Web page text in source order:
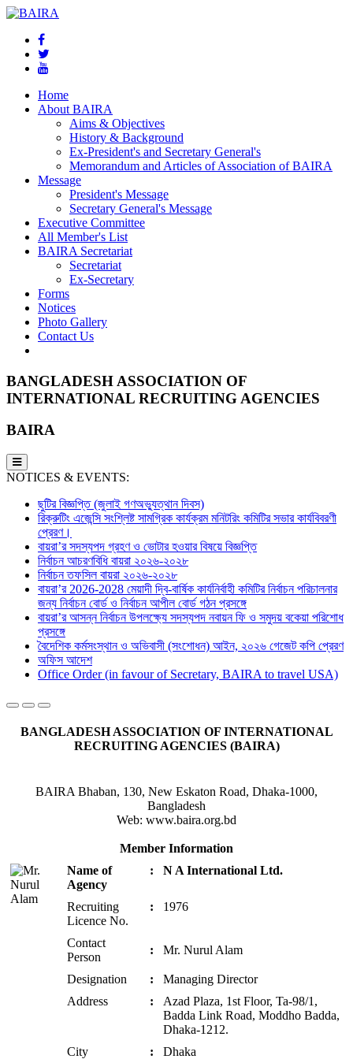
Home
About BAIRA
Aims & Objectives
History & Background
Ex-President's and Secretary General's
Memorandum and Articles of Association of BAIRA
Message
President's Message
Secretary General's Message
Executive Committee
All Member's List
BAIRA Secretariat
Secretariat
Ex-Secretary
Forms
Notices
Photo Gallery
Contact Us
BANGLADESH ASSOCIATION OF
INTERNATIONAL RECRUITING AGENCIES
BAIRA
NOTICES & EVENTS:
ছুটির বিজ্ঞপ্তি (জুলাই গণঅভ্যুত্থান দিবস)
রিক্রুটিং এজেন্সি সংশ্লিষ্ট সামগ্রিক কার্যক্রম মনিটরিং কমিটির সভার কার্যবিবরণী
প্রেরণ।
বায়রা’র সদস্যপদ গ্রহণ ও ভোটার হওয়ার বিষয়ে বিজ্ঞপ্তি
নির্বাচন আচরণবিধি বায়রা ২০২৬-২০২৮
নির্বাচন তফসিল বায়রা ২০২৬-২০২৮
বায়রা’র 2026-2028 মেয়াদী দ্বি-বার্ষিক কার্যনির্বাহী কমিটির নির্বাচন পরিচালনার
জন্য নির্বাচন বোর্ড ও নির্বাচন আপীল বোর্ড গঠন প্রসঙ্গে
বায়রা’র আসন্ন নির্বাচন উপলক্ষ্যে সদস্যপদ নবায়ন ফি ও সমুদয় বকেয়া পরিশোধ
প্রসঙ্গে
বৈদেশিক কর্মসংস্থান ও অভিবাসী (সংশোধন) আইন, ২০২৬ গেজেট কপি প্রেরণ
অফিস আদেশ
Office Order (in favour of Secretary, BAIRA to travel USA)
BANGLADESH ASSOCIATION OF INTERNATIONAL
RECRUITING AGENCIES (BAIRA)
BAIRA Bhaban, 130, New Eskaton Road, Dhaka-1000,
Bangladesh
Web: www.baira.org.bd
Member Information
Name of
Agency
: N A International Ltd.
Recruiting
Licence No.
: 1976
Contact
Person
: Mr. Nurul Alam
Designation :
Managing Director
Address
:
Azad Plaza, 1st Floor, Ta-98/1,
Badda Link Road, Moddho Badda,
Dhaka-1212.
City
:
Dhaka